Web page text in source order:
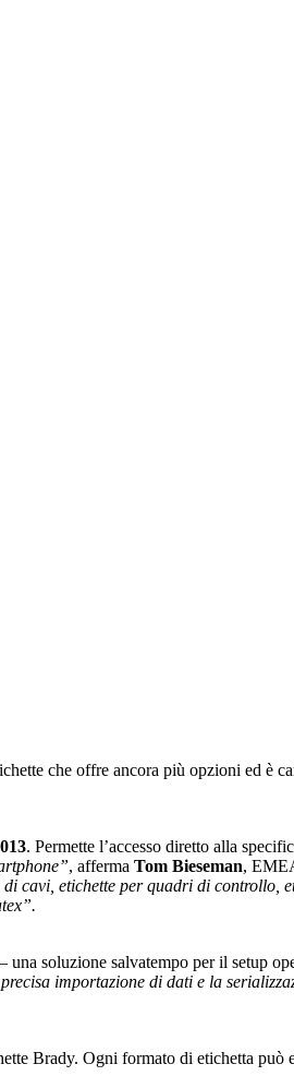
che offre ancora più opzioni ed è
. Permette l’accesso diretto alla
, afferma Tom Bieseman,
cavi, etichette per quadri di controllo,
soluzione salvatempo per il setup
importazione di dati e la
Brady. Ogni formato di etichetta può